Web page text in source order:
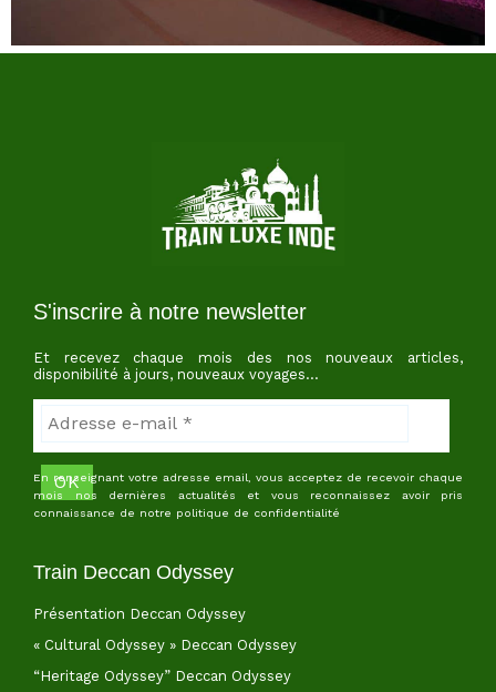
S'inscrire à notre newsletter
Et recevez chaque mois des nos nouveaux articles,
disponibilité à jours, nouveaux voyages…
En renseignant votre adresse email, vous acceptez de recevoir chaque
mois nos dernières actualités et vous reconnaissez avoir pris
connaissance de notre politique de confidentialité
Train Deccan Odyssey
Présentation Deccan Odyssey
« Cultural Odyssey » Deccan Odyssey
“Heritage Odyssey” Deccan Odyssey